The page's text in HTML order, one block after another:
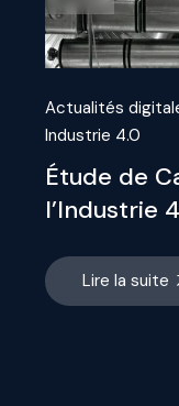
Actualités
Industrie 4.0
Étude de
l’Industrie
Lire la suite